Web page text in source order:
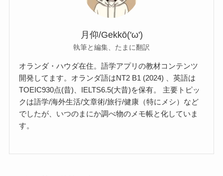
月仰/Gekkō('ω')
執筆と編集、たまに翻訳
オランダ・ハウダ在住。語学アプリの教材コンテンツ
開発してます。オランダ語はNT2 B1 (2024) 、英語は
TOEIC930点(昔)、IELTS6.5(大昔)を保有。 主要トピッ
クは語学/海外生活/文章術/旅行/健康（特にメシ）など
でしたが、いつのまにか調べ物のメモ帳と化していま
す。